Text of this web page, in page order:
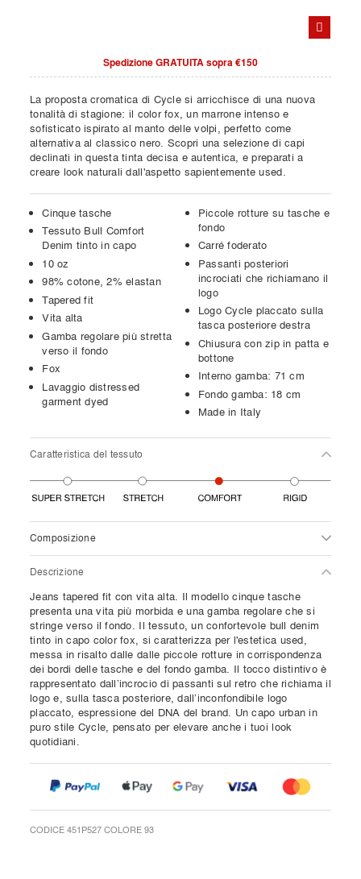
Spedizione GRATUITA sopra €150
La proposta cromatica di Cycle si arricchisce di una nuova
tonalità di stagione: il color fox, un marrone intenso e
sofisticato ispirato al manto delle volpi, perfetto come
alternativa al classico nero. Scopri una selezione di capi
declinati in questa tinta decisa e autentica, e preparati a
creare look naturali dall'aspetto sapientemente used.
Cinque tasche
Tessuto Bull Comfort
Denim tinto in capo
10 oz
98% cotone, 2% elastan
Tapered fit
Vita alta
Gamba regolare più stretta
verso il fondo
Fox
Lavaggio distressed
garment dyed
Piccole rotture su tasche e
fondo
Carré foderato
Passanti posteriori
incrociati che richiamano il
logo
Logo Cycle placcato sulla
tasca posteriore destra
Chiusura con zip in patta e
bottone
Interno gamba: 71 cm
Fondo gamba: 18 cm
Made in Italy
Caratteristica del tessuto
Composizione
Descrizione
Jeans tapered fit con vita alta. Il modello cinque tasche
presenta una vita più morbida e una gamba regolare che si
stringe verso il fondo. Il tessuto, un confortevole bull denim
tinto in capo color fox, si caratterizza per l'estetica used,
messa in risalto dalle dalle piccole rotture in corrispondenza
dei bordi delle tasche e del fondo gamba. Il tocco distintivo è
rappresentato dall’incrocio di passanti sul retro che richiama il
logo e, sulla tasca posteriore, dall’inconfondibile logo
placcato, espressione del DNA del brand. Un capo urban in
puro stile Cycle, pensato per elevare anche i tuoi look
quotidiani.
CODICE 451P527 COLORE 93